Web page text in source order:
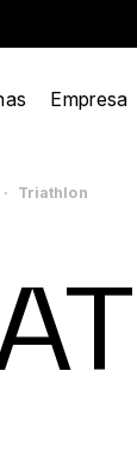
Empresa
Triathlon